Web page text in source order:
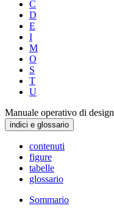
C
D
E
I
M
O
S
T
U
Manuale operativo di design
indici e glossario
contenuti
figure
tabelle
glossario
Sommario